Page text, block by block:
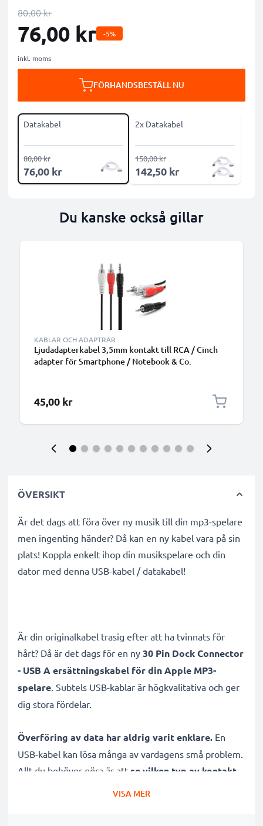
80,00 kr
76,00 kr -5%
inkl. moms
FÖRHANDSBESTÄLL NU
Datakabel
76,00 kr
80,00 kr
2x Datakabel
142,50 kr
150,00 kr
Du kanske också gillar
KABLAR OCH ADAPTRAR
Ljudadapterkabel 3,5mm kontakt till RCA / Cinch
adapter för Smartphone / Notebook & Co.
45,00 kr
ÖVERSIKT
Är det dags att föra över ny musik till din mp3-spelare
men ingenting händer? Då kan en ny kabel vara på sin
plats! Koppla enkelt ihop din musikspelare och din
dator med denna USB-kabel / datakabel!
Är din originalkabel trasig efter att ha tvinnats för
hårt? Då är det dags för en ny 30 Pin Dock Connector
- USB A ersättningskabel för din Apple MP3-
spelare. Subtels USB-kablar är högkvalitativa och ger
dig stora fördelar.
Överföring av data har aldrig varit enklare. En
USB-kabel kan lösa många av vardagens små problem.
Allt du behöver göra är att se vilken typ av kontakt
VISA MER